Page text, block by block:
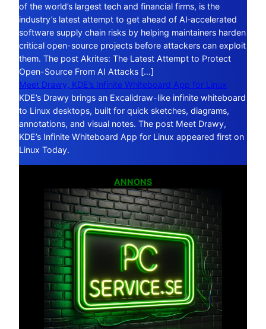
of the world’s largest tech and financial firms, is the
industry’s latest attempt to get ahead of AI‑accelerated
software supply chain risks by helping maintainers harden
critical open-source projects before attackers can exploit
them. The post Akrites: The Latest Attempt to Protect
Open-Source From AI Attacks […]
Meet Drawy, KDE’s Infinite Whiteboard App for Linux
KDE’s Drawy brings an Excalidraw-like infinite whiteboard
to Linux desktops, built for quick sketches, diagrams,
annotations, and visual notes. The post Meet Drawy,
KDE’s Infinite Whiteboard App for Linux appeared first on
Linux Today.
ANNONS